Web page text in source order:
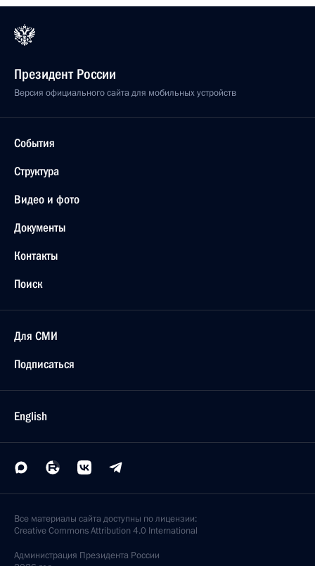
Президент России
Версия официального сайта для мобильных устройств
События
Структура
Видео и фото
Документы
Контакты
Поиск
Для СМИ
Подписаться
English
Все материалы сайта доступны по лицензии:
Creative Commons Attribution 4.0 International
Администрация Президента России